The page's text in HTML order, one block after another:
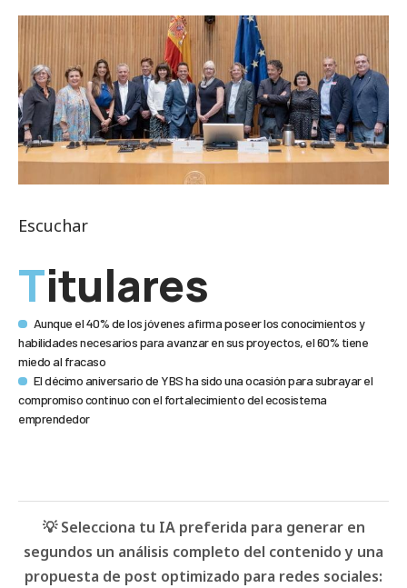
Escuchar
Titulares
Aunque el 40% de los jóvenes afirma poseer los conocimientos y
habilidades necesarios para avanzar en sus proyectos, el 60% tiene
miedo al fracaso
El décimo aniversario de YBS ha sido una ocasión para subrayar el
compromiso continuo con el fortalecimiento del ecosistema
emprendedor
💡 Selecciona tu IA preferida para generar en
segundos un análisis completo del contenido y una
propuesta de post optimizado para redes sociales: